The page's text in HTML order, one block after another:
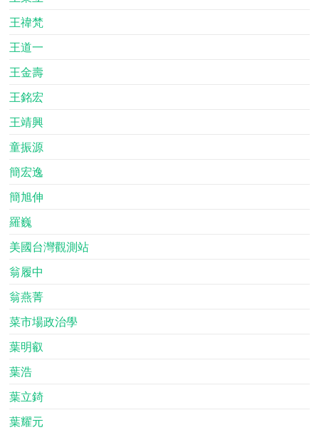
王禕梵
王道一
王金壽
王銘宏
王靖興
童振源
簡宏逸
簡旭伸
羅巍
美國台灣觀測站
翁履中
翁燕菁
菜市場政治學
葉明叡
葉浩
葉立錡
葉耀元